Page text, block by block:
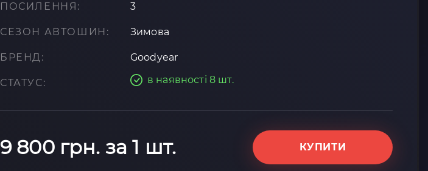
ПОСИЛЕННЯ: 3
СЕЗОН АВТОШИН: Зимова
БРЕНД: Goodyear
СТАТУС: в наявності 8 шт.
9 800 грн. за 1 шт. КУПИТИ